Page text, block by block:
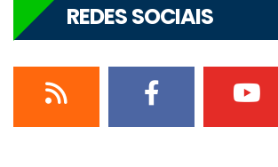
REDES SOCIAIS